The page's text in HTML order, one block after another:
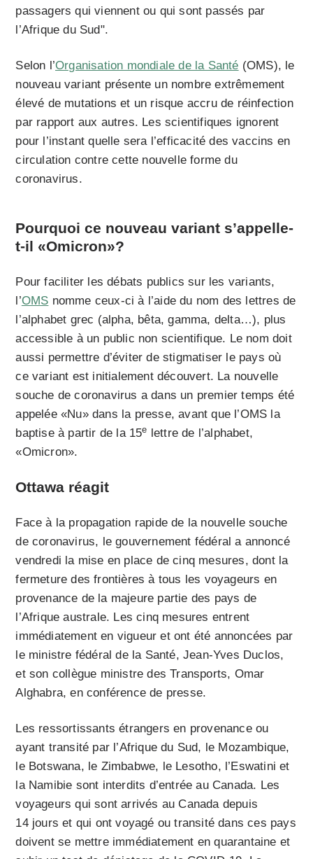
passagers qui viennent ou qui sont passés par
l’Afrique du Sud .
Selon l’Organisation mondiale de la Santé (OMS), le
nouveau variant présente un nombre extrêmement
élevé de mutations et un risque accru de réinfection
par rapport aux autres. Les scientifiques ignorent
pour l’instant quelle sera l’efficacité des vaccins en
circulation contre cette nouvelle forme du
coronavirus.
Pourquoi ce nouveau variant s’appelle-
t-il «Omicron»?
Pour faciliter les débats publics sur les variants,
l’OMS nomme ceux-ci à l’aide du nom des lettres de
l’alphabet grec (alpha, bêta, gamma, delta…), plus
accessible à un public non scientifique. Le nom doit
aussi permettre d’éviter de stigmatiser le pays où
ce variant est initialement découvert. La nouvelle
souche de coronavirus a dans un premier temps été
appelée «Nu» dans la presse, avant que l’OMS la
baptise à partir de la 15e
lettre de l’alphabet,
«Omicron».
Ottawa réagit
Face à la propagation rapide de la nouvelle souche
de coronavirus, le gouvernement fédéral a annoncé
vendredi la mise en place de cinq mesures, dont la
fermeture des frontières à tous les voyageurs en
provenance de la majeure partie des pays de
l’Afrique australe. Les cinq mesures entrent
immédiatement en vigueur et ont été annoncées par
le ministre fédéral de la Santé, Jean-Yves Duclos,
et son collègue ministre des Transports, Omar
Alghabra, en conférence de presse.
Les ressortissants étrangers en provenance ou
ayant transité par l’Afrique du Sud, le Mozambique,
le Botswana, le Zimbabwe, le Lesotho, l’Eswatini et
la Namibie sont interdits d’entrée au Canada. Les
voyageurs qui sont arrivés au Canada depuis
14 jours et qui ont voyagé ou transité dans ces pays
doivent se mettre immédiatement en quarantaine et